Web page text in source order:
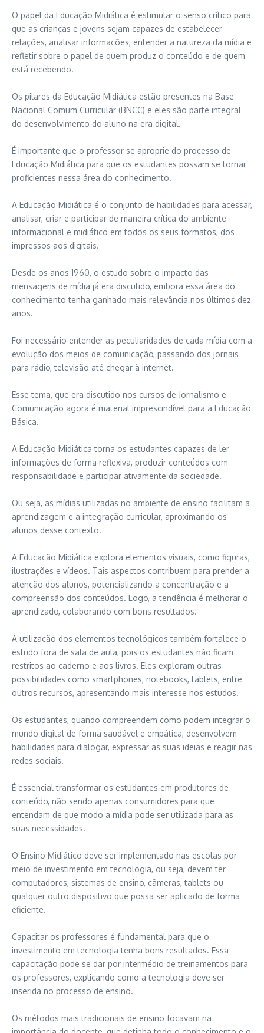
O papel da Educação Midiática é estimular o senso crítico para
que as crianças e jovens sejam capazes de estabelecer
relações, analisar informações, entender a natureza da mídia e
refletir sobre o papel de quem produz o conteúdo e de quem
está recebendo.
Os pilares da Educação Midiática estão presentes na Base
Nacional Comum Curricular (BNCC) e eles são parte integral
do desenvolvimento do aluno na era digital.
É importante que o professor se aproprie do processo de
Educação Midiática para que os estudantes possam se tornar
proficientes nessa área do conhecimento.
A Educação Midiática é o conjunto de habilidades para acessar,
analisar, criar e participar de maneira crítica do ambiente
informacional e midiático em todos os seus formatos, dos
impressos aos digitais.
Desde os anos 1960, o estudo sobre o impacto das
mensagens de mídia já era discutido, embora essa área do
conhecimento tenha ganhado mais relevância nos últimos dez
anos.
Foi necessário entender as peculiaridades de cada mídia com a
evolução dos meios de comunicação, passando dos jornais
para rádio, televisão até chegar à internet.
Esse tema, que era discutido nos cursos de Jornalismo e
Comunicação agora é material imprescindível para a Educação
Básica.
A Educação Midiática torna os estudantes capazes de ler
informações de forma reflexiva, produzir conteúdos com
responsabilidade e participar ativamente da sociedade.
Ou seja, as mídias utilizadas no ambiente de ensino facilitam a
aprendizagem e a integração curricular, aproximando os
alunos desse contexto.
A Educação Midiática explora elementos visuais, como figuras,
ilustrações e vídeos. Tais aspectos contribuem para prender a
atenção dos alunos, potencializando a concentração e a
compreensão dos conteúdos. Logo, a tendência é melhorar o
aprendizado, colaborando com bons resultados.
A utilização dos elementos tecnológicos também fortalece o
estudo fora de sala de aula, pois os estudantes não ficam
restritos ao caderno e aos livros. Eles exploram outras
possibilidades como smartphones, notebooks, tablets, entre
outros recursos, apresentando mais interesse nos estudos.
Os estudantes, quando compreendem como podem integrar o
mundo digital de forma saudável e empática, desenvolvem
habilidades para dialogar, expressar as suas ideias e reagir nas
redes sociais.
É essencial transformar os estudantes em produtores de
conteúdo, não sendo apenas consumidores para que
entendam de que modo a mídia pode ser utilizada para as
suas necessidades.
O Ensino Midiático deve ser implementado nas escolas por
meio de investimento em tecnologia, ou seja, devem ter
computadores, sistemas de ensino, câmeras, tablets ou
qualquer outro dispositivo que possa ser aplicado de forma
eficiente.
Capacitar os professores é fundamental para que o
investimento em tecnologia tenha bons resultados. Essa
capacitação pode se dar por intermédio de treinamentos para
os professores, explicando como a tecnologia deve ser
inserida no processo de ensino.
Os métodos mais tradicionais de ensino focavam na